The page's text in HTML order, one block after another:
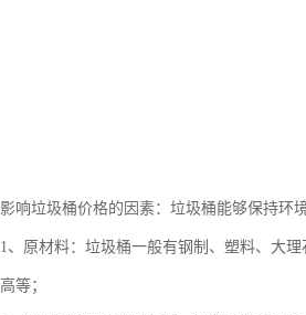
影响垃圾桶价格的因素：垃圾桶能够保持环
1、原材料：垃圾桶一般有钢制、塑料、大
高等；